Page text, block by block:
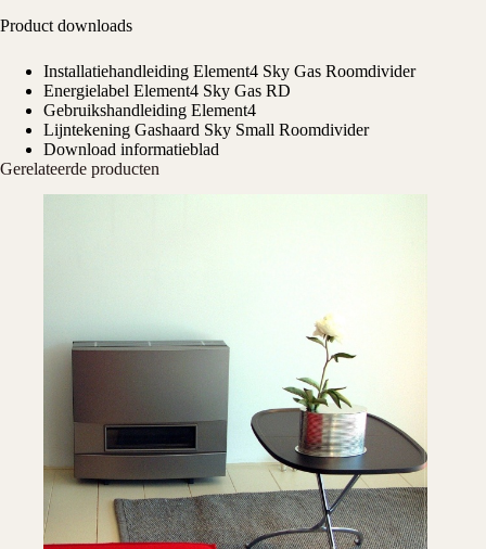
Product downloads
Installatiehandleiding Element4 Sky Gas Roomdivider
Energielabel Element4 Sky Gas RD
Gebruikshandleiding Element4
Lijntekening Gashaard Sky Small Roomdivider
Download informatieblad
Gerelateerde producten